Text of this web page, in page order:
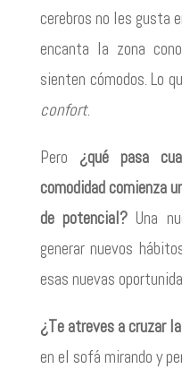
cerebros no les gusta
encanta la zona
sienten cómodos. Lo
confort.
Pero ¿qué pasa
comodidad comienza
de potencial? Una
generar nuevos
esas nuevas
¿Te atreves a cruzar
en el sofá mirando y